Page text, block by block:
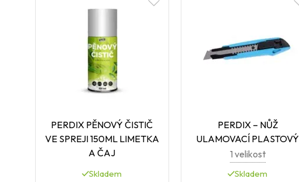
PERDIX PĚNOVÝ ČISTIČ
VE SPREJI 150ML LIMETKA
A ČAJ
Skladem
PERDIX – NŮŽ
ULAMOVACÍ PLASTOVÝ
1 velikost
Skladem